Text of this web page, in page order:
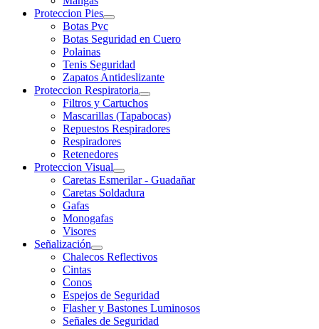
Proteccion Pies
Botas Pvc
Botas Seguridad en Cuero
Polainas
Tenis Seguridad
Zapatos Antideslizante
Proteccion Respiratoria
Filtros y Cartuchos
Mascarillas (Tapabocas)
Repuestos Respiradores
Respiradores
Retenedores
Proteccion Visual
Caretas Esmerilar - Guadañar
Caretas Soldadura
Gafas
Monogafas
Visores
Señalización
Chalecos Reflectivos
Cintas
Conos
Espejos de Seguridad
Flasher y Bastones Luminosos
Señales de Seguridad